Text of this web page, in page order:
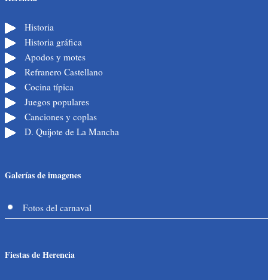
Historia
Historia gráfica
Apodos y motes
Refranero Castellano
Cocina típica
Juegos populares
Canciones y coplas
D. Quijote de La Mancha
Galerías de imagenes
Fotos del carnaval
Fiestas de Herencia